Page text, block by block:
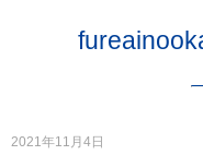
2021年11月4日